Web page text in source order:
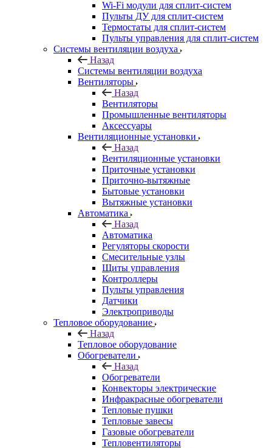
Wi-Fi модули для сплит-систем
Пульты ДУ для сплит-систем
Термостаты для сплит-систем
Пульты управления для сплит-систем
Системы вентиляции воздуха
Назад
Системы вентиляции воздуха
Вентиляторы
Назад
Вентиляторы
Промышленные вентиляторы
Аксессуары
Вентиляционные установки
Назад
Вентиляционные установки
Приточные установки
Приточно-вытяжные
Бытовые установки
Вытяжные установки
Автоматика
Назад
Автоматика
Регуляторы скорости
Смесительные узлы
Щиты управления
Контроллеры
Пульты управления
Датчики
Электроприводы
Тепловое оборудование
Назад
Тепловое оборудование
Обогреватели
Назад
Обогреватели
Конвекторы электрические
Инфракрасные обогреватели
Тепловые пушки
Тепловые завесы
Газовые обогреватели
Тепловентиляторы